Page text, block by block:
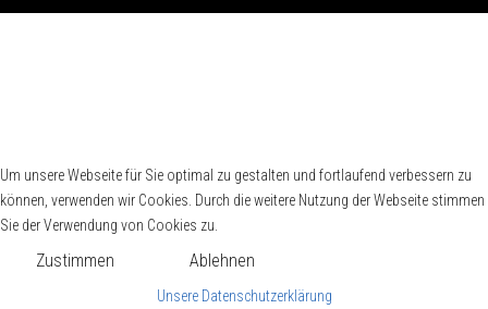
Um unsere Webseite für Sie optimal zu gestalten und fortlaufend verbessern zu
können, verwenden wir Cookies. Durch die weitere Nutzung der Webseite stimmen
Sie der Verwendung von Cookies zu.
Zustimmen Ablehnen
Unsere Datenschutzerklärung